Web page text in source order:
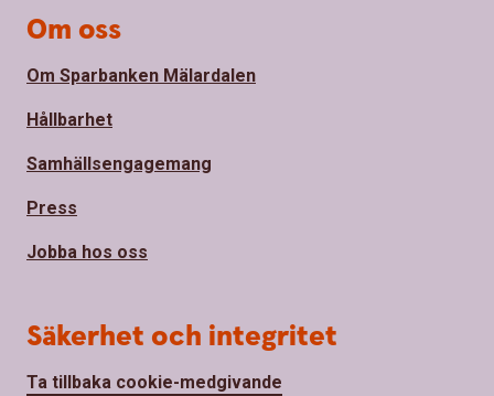
Om oss
Om Sparbanken Mälardalen
Hållbarhet
Samhällsengagemang
Press
Jobba hos oss
Säkerhet och integritet
Ta tillbaka cookie-medgivande